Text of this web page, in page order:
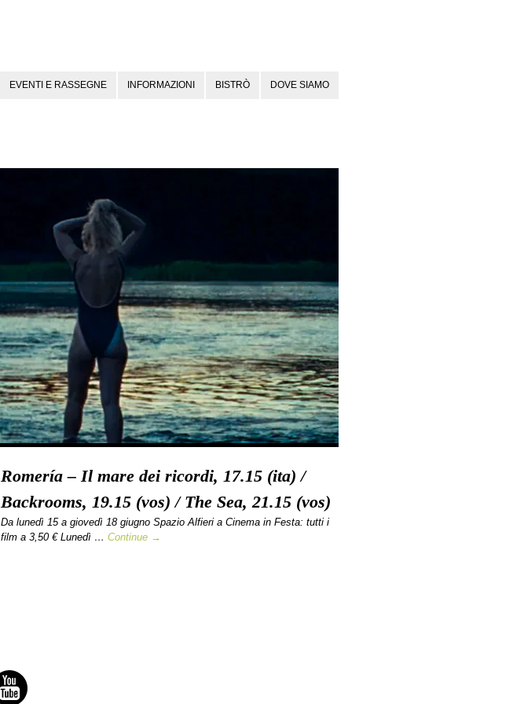
EVENTI E RASSEGNE INFORMAZIONI BISTRÒ DOVE SIAMO
Romería – Il mare dei ricordi, 17.15 (ita) /
Backrooms, 19.15 (vos) / The Sea, 21.15 (vos)
Da lunedì 15 a giovedì 18 giugno Spazio Alfieri a Cinema in Festa: tutti i
film a 3,50 € Lunedì … Continue →